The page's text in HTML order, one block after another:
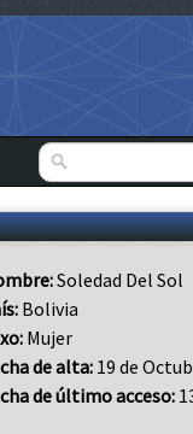
Soledad Del Sol
Bolivia
Mujer
de alta: 19 de
de último acceso: